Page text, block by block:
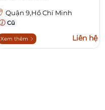
Quận 9,Hồ Chí Minh
Cũ
Xem thêm Liên hệ